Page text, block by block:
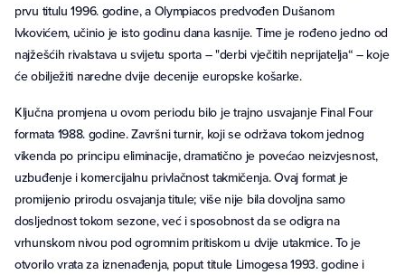
prvu titulu 1996. godine, a Olympiacos predvođen Dušanom
Ivkovićem, učinio je isto godinu dana kasnije. Time je rođeno jedno od
najžešćih rivalstava u svijetu sporta – "derbi vječitih neprijatelja“ – koje
će obilježiti naredne dvije decenije europske košarke.
Ključna promjena u ovom periodu bilo je trajno usvajanje Final Four
formata 1988. godine. Završni turnir, koji se održava tokom jednog
vikenda po principu eliminacije, dramatično je povećao neizvjesnost,
uzbuđenje i komercijalnu privlačnost takmičenja. Ovaj format je
promijenio prirodu osvajanja titule; više nije bila dovoljna samo
dosljednost tokom sezone, već i sposobnost da se odigra na
vrhunskom nivou pod ogromnim pritiskom u dvije utakmice. To je
otvorilo vrata za iznenađenja, poput titule Limogesa 1993. godine i